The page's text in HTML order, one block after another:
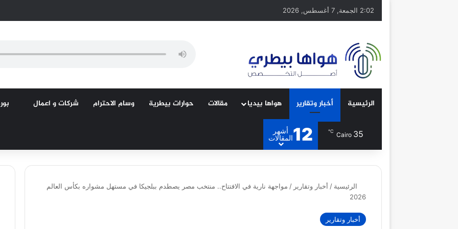
2:02 الجمعة, 7 أغسطس, 2026
الرئيسية أخبار وتقارير هواها بيديا مقالات حوارات بيطرية وسام الاحترام شركات و اعمال
Cairo 35
℃
12
أشهر
المقالات
الرئيسية / أخبار وتقارير / مواجهة نارية في الافتتاح.. منتخب مصر يصطدم ببلجيكا في مستهل مشواره بكأس العالم
2026
أخبار وتقارير